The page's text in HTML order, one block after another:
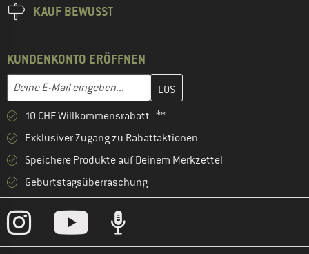
KAUF BEWUSST
KUNDENKONTO ERÖFFNEN
E-Mail-Adresse
Gib hier deine E-Mail-Adresse ein und erstelle im nächsten
10 CHF Willkommensrabatt **
Exklusiver Zugang zu Rabattaktionen
Speichere Produkte auf Deinem Merkzettel
Geburtstagsüberraschung